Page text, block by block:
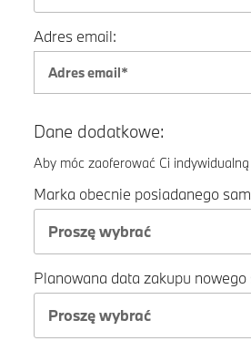
Adres email:
Dane dodatkowe:
Aby móc zaoferować Ci
Marka obecnie posiadanego
Proszę wybrać
Planowana data zakupu nowego
Proszę wybrać